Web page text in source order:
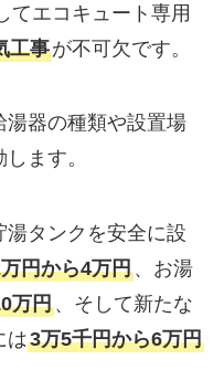
てエコキュート専用
工事が不可欠です。
湯器の種類や設置場
ます。
タンクを安全に設
円から4万円、お湯
万円、そして新たな
は3万5千円から6万円